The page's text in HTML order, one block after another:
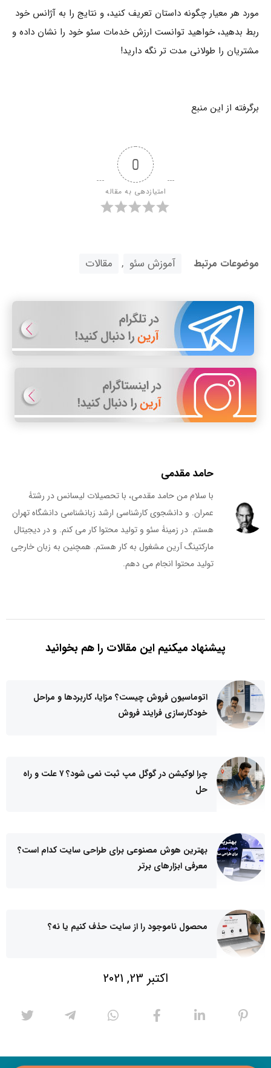
مورد هر معیار چگونه داستان تعریف کنید، و نتایج را به آژانس خود
ربط بدهید، خواهید توانست ارزش خدمات سئو خود را نشان داده و
مشتریان را طولانی مدت تر نگه دارید!
برگرفته از این منبع
0
امتیازدهی به مقاله
موضوعات مرتبط آموزش سئو , مقالات
حامد مقدمی
با سلام من حامد مقدمی، با تحصیلات لیسانس در رشتۀ
عمران. و دانشجوی کارشناسی ارشد زبانشناسی دانشگاه تهران
هستم. در زمینۀ سئو و تولید محتوا کار می کنم. و در دیجیتال
مارکتینگ آرین مشغول به کار هستم. همچنین به زبان خارجی
تولید محتوا انجام می دهم.
پیشنهاد میکنیم این مقالات را هم بخوانید
اتوماسیون فروش چیست؟ مزایا، کاربردها و مراحل
خودکارسازی فرایند فروش
چرا لوکیشن در گوگل مپ ثبت نمی شود؟ ۷ علت و راه
حل
بهترین هوش مصنوعی برای طراحی سایت کدام است؟
معرفی ابزارهای برتر
محصول ناموجود را از سایت حذف کنیم یا نه؟
اکتبر 23, 2021